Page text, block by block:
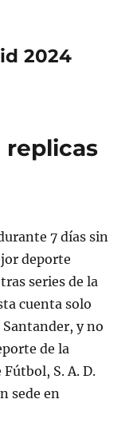
2024
7 días sin
deporte
series de la
cuenta solo
y no
de la
S. A. D.
sede en